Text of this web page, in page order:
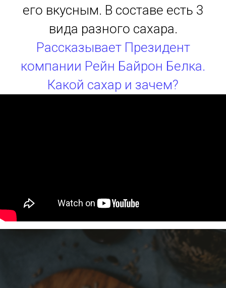
его вкусным. В составе есть 3
вида разного сахара.
Рассказывает Президент
компании Рейн Байрон Белка.
Какой сахар и зачем?